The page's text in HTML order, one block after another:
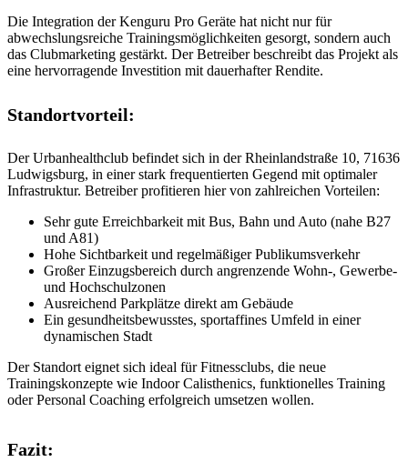
Die Integration der Kenguru Pro Geräte hat nicht nur für
abwechslungsreiche Trainingsmöglichkeiten gesorgt, sondern auch
das Clubmarketing gestärkt. Der Betreiber beschreibt das Projekt als
eine hervorragende Investition mit dauerhafter Rendite.
Standortvorteil:
Der Urbanhealthclub befindet sich in der Rheinlandstraße 10, 71636
Ludwigsburg, in einer stark frequentierten Gegend mit optimaler
Infrastruktur. Betreiber profitieren hier von zahlreichen Vorteilen:
Sehr gute Erreichbarkeit mit Bus, Bahn und Auto (nahe B27
und A81)
Hohe Sichtbarkeit und regelmäßiger Publikumsverkehr
Großer Einzugsbereich durch angrenzende Wohn-, Gewerbe-
und Hochschulzonen
Ausreichend Parkplätze direkt am Gebäude
Ein gesundheitsbewusstes, sportaffines Umfeld in einer
dynamischen Stadt
Der Standort eignet sich ideal für Fitnessclubs, die neue
Trainingskonzepte wie Indoor Calisthenics, funktionelles Training
oder Personal Coaching erfolgreich umsetzen wollen.
Fazit: